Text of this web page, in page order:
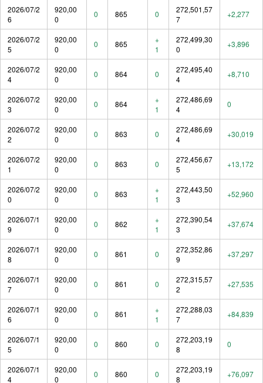
2026/07/2
6
920,00
0
0 865 0
272,501,57
7
+2,277
2026/07/2
5
920,00
0
0 865
+
1
272,499,30
0
+3,896
2026/07/2
4
920,00
0
0 864 0
272,495,40
4
+8,710
2026/07/2
3
920,00
0
0 864
+
1
272,486,69
4
0
2026/07/2
2
920,00
0
0 863 0
272,486,69
4
+30,019
2026/07/2
1
920,00
0
0 863 0
272,456,67
5
+13,172
2026/07/2
0
920,00
0
0 863
+
1
272,443,50
3
+52,960
2026/07/1
9
920,00
0
0 862
+
1
272,390,54
3
+37,674
2026/07/1
8
920,00
0
0 861 0
272,352,86
9
+37,297
2026/07/1
7
920,00
0
0 861 0
272,315,57
2
+27,535
2026/07/1
6
920,00
0
0 861
+
1
272,288,03
7
+84,839
2026/07/1
5
920,00
0
0 860 0
272,203,19
8
0
2026/07/1
4
920,00
0
0 860 0
272,203,19
8
+76,097